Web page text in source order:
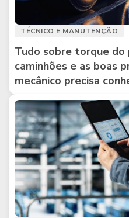
TÉCNICO E MANUTENÇÃO
Tudo sobre torque do
caminhões e as boas
mecânico precisa